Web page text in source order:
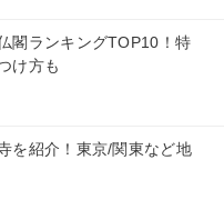
閣ランキングTOP10！特
け方も
を紹介！東京/関東など地